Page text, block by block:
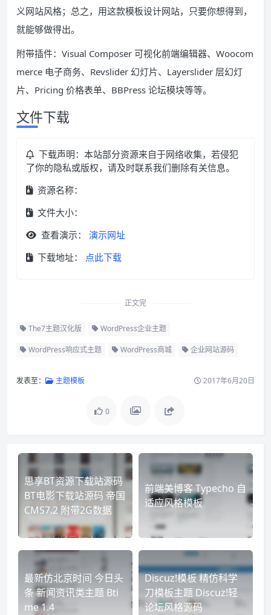
义网站风格；总之，用这款模板设计网站，只要你想得到，
就能够做得出。
附带插件：Visual Composer 可视化前端编辑器、Woocom
merce 电子商务、Revslider 幻灯片、Layerslider 层幻灯
片、Pricing 价格表单、BBPress 论坛模块等等。
文件下载
下载声明：本站部分资源来自于网络收集，若侵犯
了你的隐私或版权，请及时联系我们删除有关信息。
资源名称：
文件大小：
查看演示：
演示网址
下载地址：
点此下载
正文完
The7主题汉化版 WordPress企业主题
WordPress响应式主题 WordPress商城 企业网站源码
发表至： 主题模板 2017年6月20日
0
思享BT资源下载站源码
BT电影下载站源码 帝国
CMS7.2 附带2G数据
前端美博客 Typecho 自
适应风格模板
最新仿北京时间 今日头
条 新闻资讯类主题 Bti
me 1.4
Discuz!模板 精仿科学
刀模板主题 Discuz!轻
论坛风格源码